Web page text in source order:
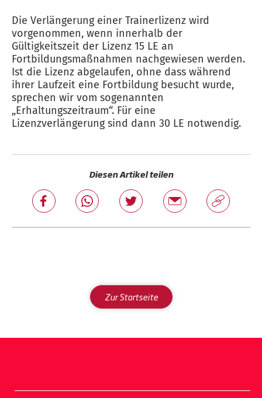
Die Verlängerung einer Trainerlizenz wird
vorgenommen, wenn innerhalb der
Gültigkeitszeit der Lizenz 15 LE an
Fortbildungsmaßnahmen nachgewiesen werden.
Ist die Lizenz abgelaufen, ohne dass während
ihrer Laufzeit eine Fortbildung besucht wurde,
sprechen wir vom sogenannten
„Erhaltungszeitraum“. Für eine
Lizenzverlängerung sind dann 30 LE notwendig.
Diesen Artikel teilen
Zur Startseite